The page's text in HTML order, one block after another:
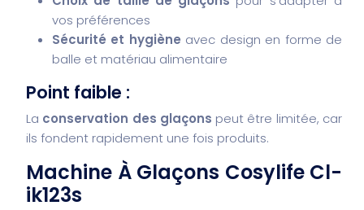
vos préférences
Sécurité et hygiène avec design en forme de
balle et matériau alimentaire
Point faible :
La conservation des glaçons peut être limitée, car
ils fondent rapidement une fois produits.
Machine À Glaçons Cosylife Cl-
ik123s